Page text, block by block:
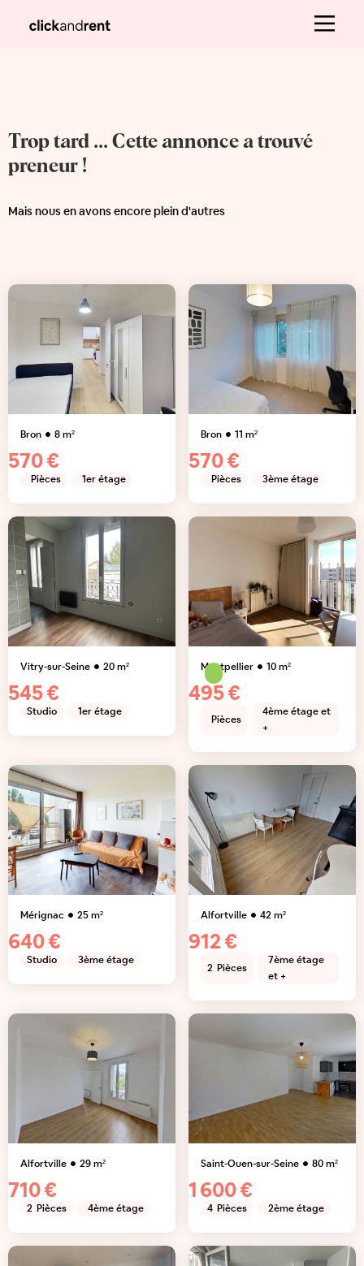
Trop tard ... Cette annonce a trouvé
preneur !
Mais nous en avons encore plein d'autres
Bron 8m²
570 €
Pièces 1er étage
Bron 11 m²
570 €
Pièces 3ème étage
Vitry-sur-Seine 20m²
545 €
Studio 1er étage
Montpellier 10m²
495 €
Pièces
4ème étage et
+
Mérignac 25m²
640 €
Studio 3ème étage
Alfortville 42m²
912 €
2 Pièces
7ème étage
et +
Alfortville 29m²
710 €
2 Pièces 4ème étage
Saint-Ouen-sur-Seine 80m²
1 600 €
4 Pièces 2ème étage